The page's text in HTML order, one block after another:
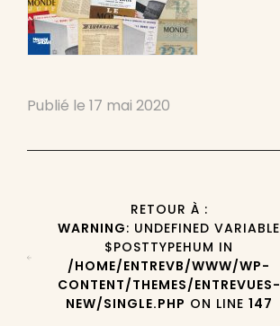
Publié le 17 mai 2020
RETOUR À :
WARNING: UNDEFINED VARIABLE
$POSTTYPEHUM IN
/HOME/ENTREVB/WWW/WP-
CONTENT/THEMES/ENTREVUES-
NEW/SINGLE.PHP ON LINE 147